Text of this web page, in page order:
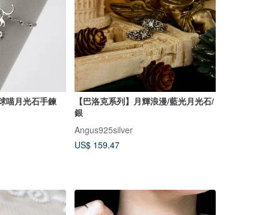
喵月光石手鍊
【巴洛克系列】月輝浪漫/藍光月光石/
銀
Angus925silver
US$ 159.47